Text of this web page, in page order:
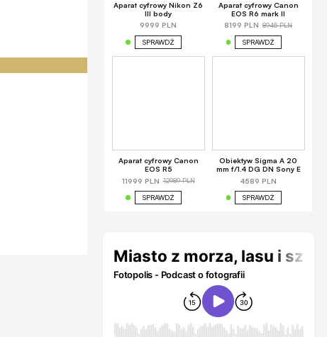
Aparat cyfrowy Nikon Z6
III body
9999 PLN
SPRAWDŹ
Aparat cyfrowy Canon
EOS R6 mark II
8199 PLN 8945 PLN
SPRAWDŹ
Aparat cyfrowy Canon
EOS R5
11999 PLN 12989 PLN
SPRAWDŹ
Obiektyw Sigma A 20
mm f/1.4 DG DN Sony E
4589 PLN
SPRAWDŹ